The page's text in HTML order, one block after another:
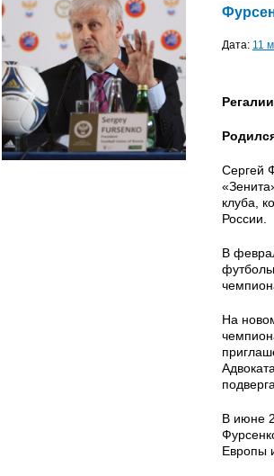
Дата: 11
Сергей
клуба,
России.
В
На
В июне
Европы